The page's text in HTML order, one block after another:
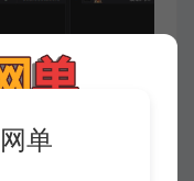
单